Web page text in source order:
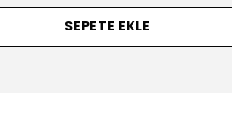
SEPETE EKLE